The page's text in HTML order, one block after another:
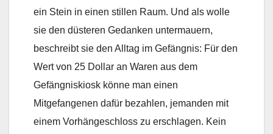
ein Stein in einen stillen Raum. Und als wolle
sie den düsteren Gedanken untermauern,
beschreibt sie den Alltag im Gefängnis: Für den
Wert von 25 Dollar an Waren aus dem
Gefängniskiosk könne man einen
Mitgefangenen dafür bezahlen, jemanden mit
einem Vorhängeschloss zu erschlagen. Kein